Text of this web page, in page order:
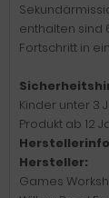
enthalten sind
Fortschritt in
Kinder unter 3
Produkt ab 12
Hersteller:
Games